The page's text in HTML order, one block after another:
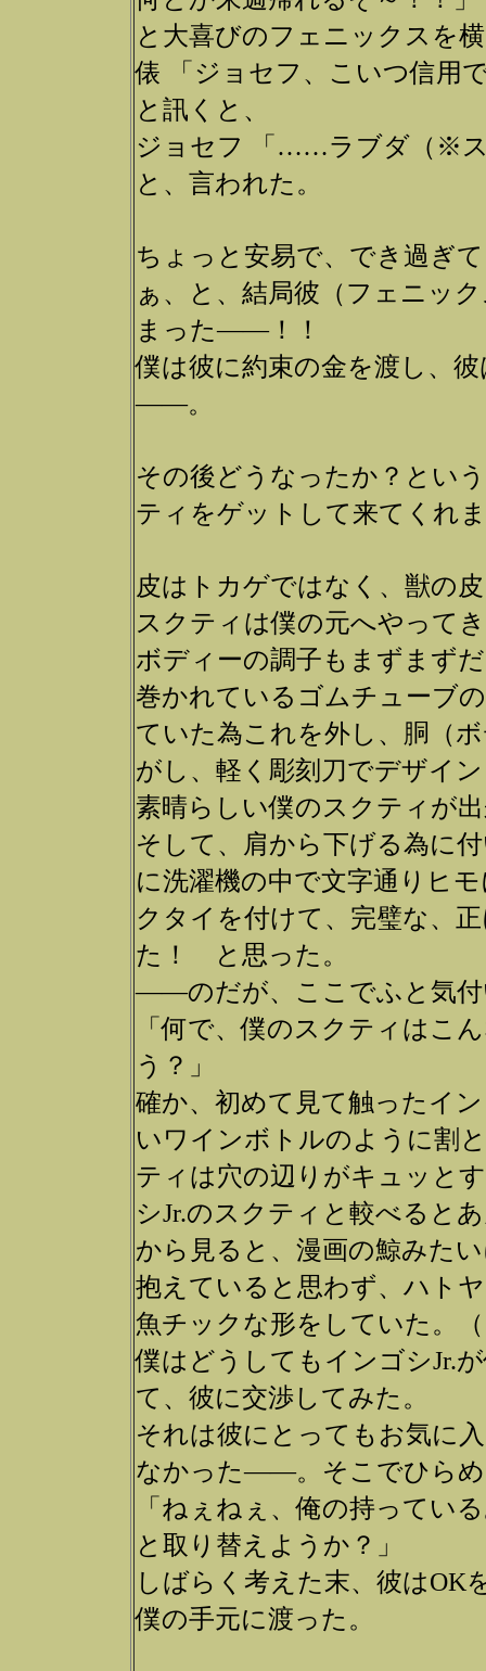
と大喜びのフェニックスを
俵 「ジョセフ、こいつ信用
と訊くと、
ジョセフ 「……ラブダ（※ス
と、言われた。
ちょっと安易で、でき過ぎ
ぁ、と、結局彼（フェニッ
まった――！！
僕は彼に約束の金を渡し、
――。
その後どうなったか？とい
ティをゲットして来てくれ
皮はトカゲではなく、獣の
スクティは僕の元へやって
ボディーの調子もまずまず
巻かれているゴムチューブ
ていた為これを外し、胴（
がし、軽く彫刻刀でデザイ
素晴らしい僕のスクティが
そして、肩から下げる為に
に洗濯機の中で文字通りヒ
クタイを付けて、完璧な、
た！ と思った。
――のだが、ここでふと気付
「何で、僕のスクティはこ
う？」
確か、初めて見て触ったイ
いワインボトルのように割
ティは穴の辺りがキュッと
シJr.のスクティと較べると
から見ると、漫画の鯨みた
抱えていると思わず、ハト
魚チックな形をしていた。
僕はどうしてもインゴシJr.
て、彼に交渉してみた。
それは彼にとってもお気に
なかった――。そこでひらめ
「ねぇねぇ、俺の持ってい
と取り替えようか？」
しばらく考えた末、彼は
僕の手元に渡った。